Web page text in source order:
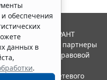
обеспечения
данных в
.
Система ГАРАНТ
"Гарант" и ее партнеры
ассоциации правовой
в качестве сетевого